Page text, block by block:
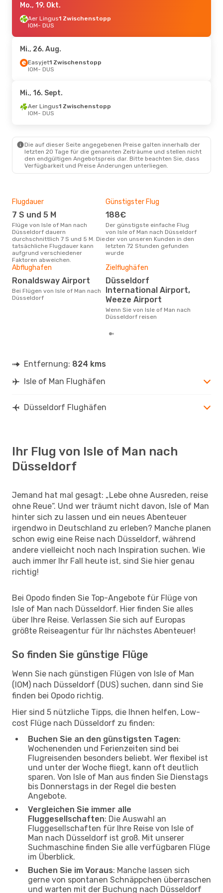
Mo., 19. Okt.
Aer Lingus1 Zwischenstopp
IOM- DUS
Mi., 26. Aug.
Easyjet1 Zwischenstopp
IOM- DUS
Mi., 16. Sept.
Aer Lingus1 Zwischenstopp
IOM- DUS
Die auf dieser Seite angegebenen Preise galten innerhalb der
letzten 20 Tage für die genannten Zeiträume und stellen nicht
den endgültigen Angebotspreis dar. Bitte beachten Sie, dass
Verfügbarkeit und Preise Änderungen unterliegen.
Flugdauer
7 S und 5 M
Flüge von Isle of Man nach
Düsseldorf dauern
durchschnittlich 7 S und 5 M. Die
tatsächliche Flugdauer kann
aufgrund verschiedener
Faktoren abweichen.
Günstigster Flug
188€
Der günstigste einfache Flug
von Isle of Man nach Düsseldorf
der von unseren Kunden in den
letzten 72 Stunden gefunden
wurde
Abflughafen
Ronaldsway Airport
Bei Flügen von Isle of Man nach
Düsseldorf
Zielflughäfen
Düsseldorf
International Airport,
Weeze Airport
Wenn Sie von Isle of Man nach
Düsseldorf reisen
Entfernung: 824 kms
Isle of Man Flughäfen
Düsseldorf Flughäfen
Ihr Flug von Isle of Man nach
Düsseldorf
Jemand hat mal gesagt: „Lebe ohne Ausreden, reise
ohne Reue“. Und wer träumt nicht davon, Isle of Man
hinter sich zu lassen und ein neues Abenteuer
irgendwo in Deutschland zu erleben? Manche planen
schon ewig eine Reise nach Düsseldorf, während
andere vielleicht noch nach Inspiration suchen. Wie
auch immer Ihr Fall heute ist, sind Sie hier genau
richtig!
Bei Opodo finden Sie Top-Angebote für Flüge von
Isle of Man nach Düsseldorf. Hier finden Sie alles
über Ihre Reise. Verlassen Sie sich auf Europas
größte Reiseagentur für Ihr nächstes Abenteuer!
So finden Sie günstige Flüge
Wenn Sie nach günstigen Flügen von Isle of Man
(IOM) nach Düsseldorf (DUS) suchen, dann sind Sie
finden bei Opodo richtig.
Hier sind 5 nützliche Tipps, die Ihnen helfen, Low-
cost Flüge nach Düsseldorf zu finden:
Buchen Sie an den günstigsten Tagen:
Wochenenden und Ferienzeiten sind bei
Flugreisenden besonders beliebt. Wer flexibel ist
und unter der Woche fliegt, kann oft deutlich
sparen. Von Isle of Man aus finden Sie Dienstags
bis Donnerstags in der Regel die besten
Angebote.
Vergleichen Sie immer alle
Fluggesellschaften: Die Auswahl an
Fluggesellschaften für Ihre Reise von Isle of
Man nach Düsseldorf ist groß. Mit unserer
Suchmaschine finden Sie alle verfügbaren Flüge
im Überblick.
Buchen Sie im Voraus: Manche lassen sich
gerne von spontanen Schnäppchen überraschen
und warten mit der Buchung nach Düsseldorf